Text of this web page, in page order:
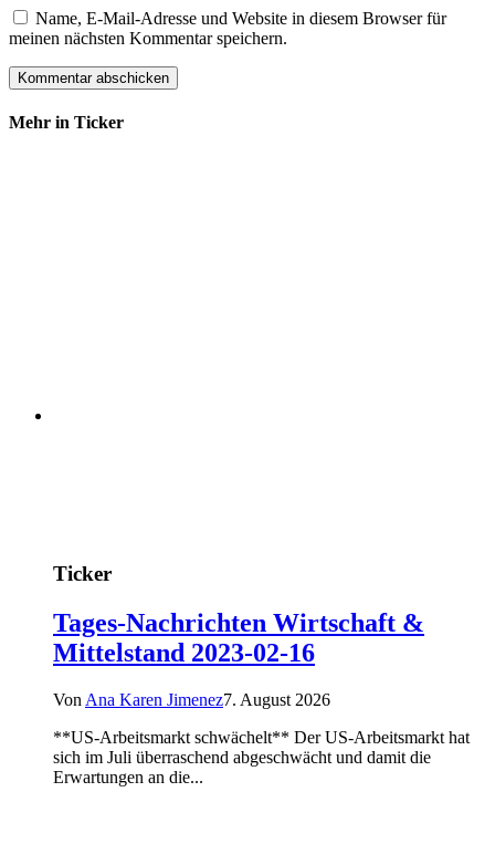
Name, E-Mail-Adresse und Website in diesem Browser für
meinen nächsten Kommentar speichern.
Mehr in Ticker
Ticker
Tages-Nachrichten Wirtschaft &
Mittelstand 2023-02-16
Von Ana Karen Jimenez7. August 2026
**US-Arbeitsmarkt schwächelt** Der US-Arbeitsmarkt hat
sich im Juli überraschend abgeschwächt und damit die
Erwartungen an die...